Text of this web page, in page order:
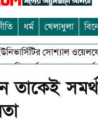
ধর্ম খেলাধুলা
সোশ্যাল
অর্জন ও অশুভকে বর্জন করে
তাকেই